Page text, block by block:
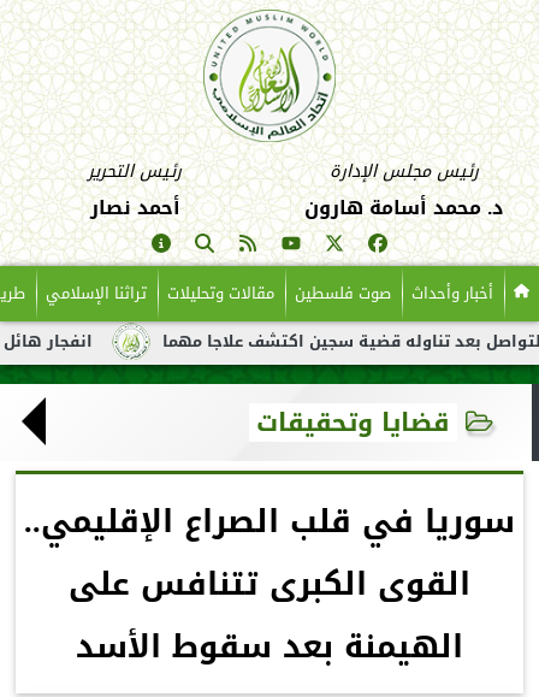
رئيس مجلس الإدارة
د. محمد أسامة هارون
رئيس التحرير
أحمد نصار
أخبار وأحداث صوت فلسطين مقالات وتحليلات تراثنا الإسلامي
انفجار هائل لناقلة تناوله قضية سجين اكتشف علاجا مهما
قضايا وتحقيقات
سوريا في قلب الصراع الإقليمي..
القوى الكبرى تتنافس على
الهيمنة بعد سقوط الأسد